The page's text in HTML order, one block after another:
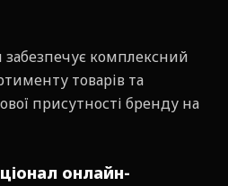
комплексний
товарів та
присутності бренду на
онлайн-